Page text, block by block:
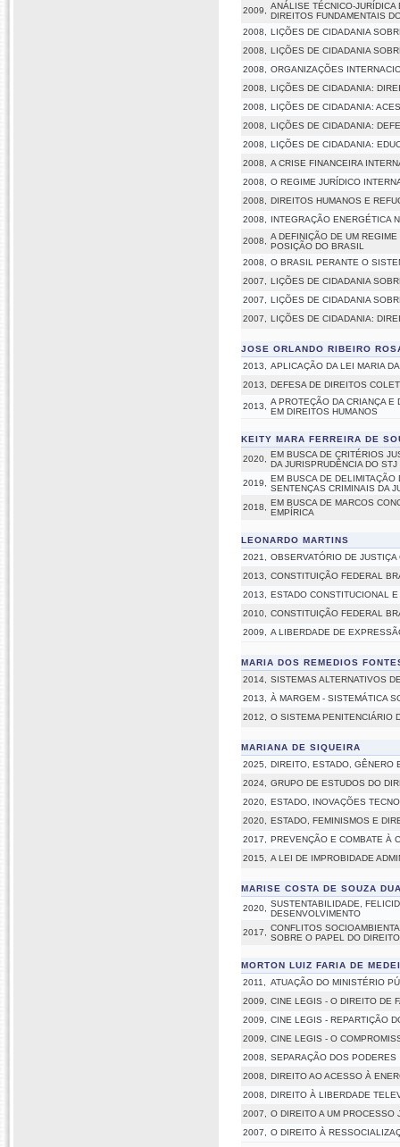
2009,
ANÁLISE TÉCNICO-
DIREITOS FUNDAMENTAIS
2008,
LIÇÕES DE CIDADANIA
2008,
LIÇÕES DE CIDADANIA
2008,
ORGANIZAÇÕES
2008,
LIÇÕES DE CIDADANIA:
2008,
LIÇÕES DE CIDADANIA:
2008,
LIÇÕES DE CIDADANIA:
2008,
LIÇÕES DE CIDADANIA:
2008,
A CRISE FINANCEIRA
2008,
O REGIME JURÍDICO
2008,
DIREITOS HUMANOS E
2008,
INTEGRAÇÃO ENERGÉTICA
2008,
A DEFINIÇÃO DE UM
POSIÇÃO DO BRASIL
2008,
O BRASIL PERANTE O
2007,
LIÇÕES DE CIDADANIA
2007,
LIÇÕES DE CIDADANIA
2007,
LIÇÕES DE CIDADANIA:
JOSE ORLANDO RIBEIRO
2013,
APLICAÇÃO DA LEI MARIA
2013,
DEFESA DE DIREITOS
2013,
A PROTEÇÃO DA CRIANÇA E
EM DIREITOS HUMANOS
KEITY MARA FERREIRA DE
2020,
EM BUSCA DE CRITÉRIOS
DA JURISPRUDÊNCIA DO
2019,
EM BUSCA DE
SENTENÇAS CRIMINAIS DA
2018,
EM BUSCA DE MARCOS
EMPÍRICA
LEONARDO MARTINS
2021,
OBSERVATÓRIO DE
2013,
CONSTITUIÇÃO FEDERAL
2013,
ESTADO CONSTITUCIONAL
2010,
CONSTITUIÇÃO FEDERAL
2009,
A LIBERDADE DE
MARIA DOS REMEDIOS
2014,
SISTEMAS ALTERNATIVOS
2013,
À MARGEM - SISTEMÁTICA
2012,
O SISTEMA PENITENCIÁRIO
MARIANA DE SIQUEIRA
2025,
DIREITO, ESTADO, GÊNERO
2024,
GRUPO DE ESTUDOS DO
2020,
ESTADO, INOVAÇÕES
2020,
ESTADO, FEMINISMOS E
2017,
PREVENÇÃO E COMBATE À
2015,
A LEI DE IMPROBIDADE
MARISE COSTA DE SOUZA
2020,
SUSTENTABILIDADE,
DESENVOLVIMENTO
2017,
CONFLITOS
SOBRE O PAPEL DO
MORTON LUIZ FARIA DE
2011,
ATUAÇÃO DO MINISTÉRIO
2009,
CINE LEGIS - O DIREITO DE
2009,
CINE LEGIS - REPARTIÇÃO
2009,
CINE LEGIS - O
2008,
SEPARAÇÃO DOS PODERES
2008,
DIREITO AO ACESSO À
2008,
DIREITO À LIBERDADE
2007,
O DIREITO A UM PROCESSO
2007,
O DIREITO À